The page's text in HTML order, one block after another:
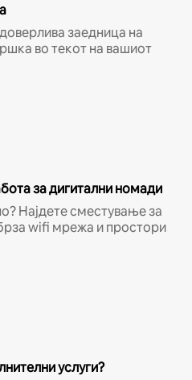
заедница на
во текот на вашиот
за дигитални номади
Најдете сместување за
wifi мрежа и простори
услуги?